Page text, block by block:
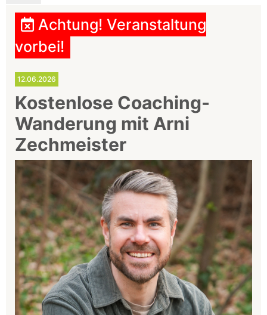
Achtung! Veranstaltung
vorbei!
12.06.2026
Kostenlose Coaching-
Wanderung mit Arni
Zechmeister